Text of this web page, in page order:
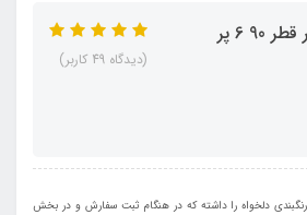
6 پر
(دیدگاه 49 کاربر)
دلخواه را داشته که در هنگام ثبت سفارش و در بخش